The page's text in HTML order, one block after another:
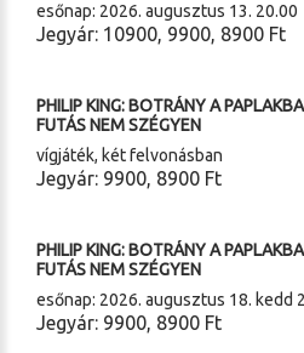
esőnap: 2026. augusztus 13. 20.00
Jegyár: 10900, 9900, 8900 Ft
PHILIP KING: BOTRÁNY A
FUTÁS NEM SZÉGYEN
vígjáték, két felvonásban
Jegyár: 9900, 8900 Ft
PHILIP KING: BOTRÁNY A
FUTÁS NEM SZÉGYEN
esőnap: 2026. augusztus 18. kedd
Jegyár: 9900, 8900 Ft